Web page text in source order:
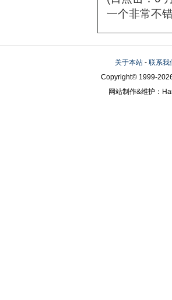
一个非常不
关于本站 - 联系我
Copyright© 1999-
网站制作&维护：